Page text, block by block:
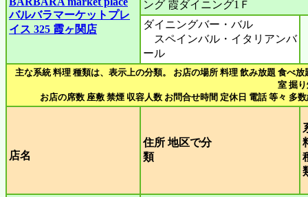
バルバラマーケットプレ
イス 325 霞ヶ関店
ング 霞ダイニング1Ｆ
ダイニングバー・バル
スペインバル・イタリアンバ
ール
主な系統 料理 種類は、表示上の分類。 お店の場所 料理 飲み放題 食べ放
室 掘
お店の席数 座敷 禁煙 収容人数 お問合せ時間 定休日 電話 等々 多
店名
住所 地区で分
類